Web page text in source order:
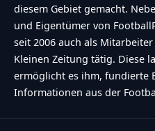
diesem Gebiet gemacht.
und Eigentümer von
seit 2006 auch als
Kleinen Zeitung tätig. Diese
ermöglicht es ihm, fundierte
Informationen aus der